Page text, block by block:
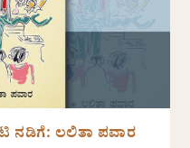
ನಡಿಗೆ: ಲಲಿತಾ ಪವಾರ